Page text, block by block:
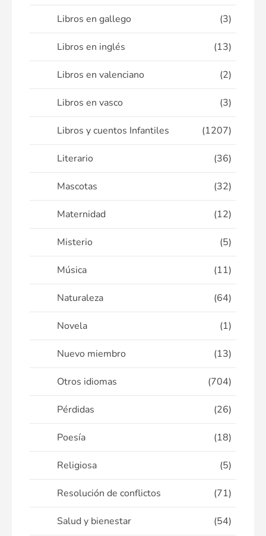
Libros en gallego (3)
Libros en inglés (13)
Libros en valenciano (2)
Libros en vasco (3)
Libros y cuentos Infantiles (1207)
Literario (36)
Mascotas (32)
Maternidad (12)
Misterio (5)
Música (11)
Naturaleza (64)
Novela (1)
Nuevo miembro (13)
Otros idiomas (704)
Pérdidas (26)
Poesía (18)
Religiosa (5)
Resolución de conflictos (71)
Salud y bienestar (54)